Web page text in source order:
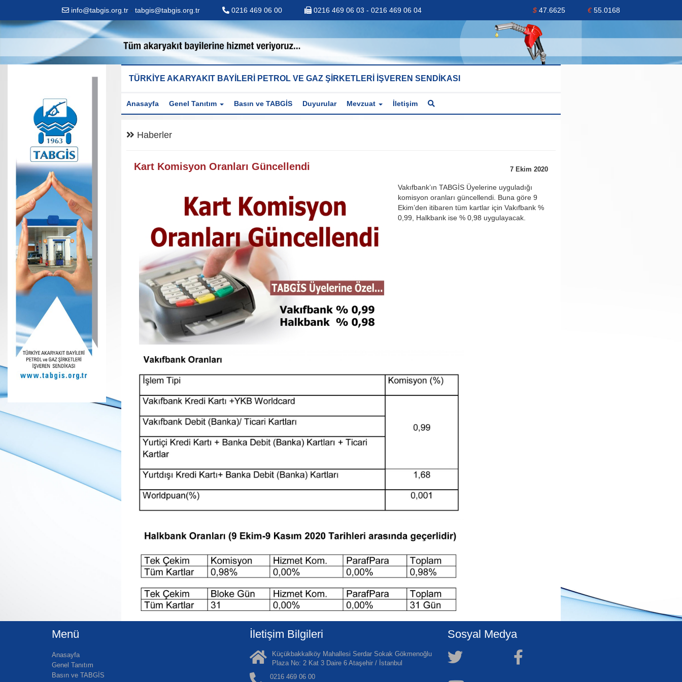
info@tabgis.org.tr - tabgis@tabgis.org.tr 0216 469 06 00 0216 469 06 03 - 0216 469 06 04 $ 47.6625 €55.0168
TÜRKİYE AKARYAKIT BAYİLERİ PETROL VE GAZ ŞİRKETLERİ İŞVEREN SENDİKASI
Anasayfa Genel Tanıtım Basın ve TABGİS Duyurular Mevzuat İletişim
Haberler
Kart Komisyon Oranları Güncellendi 7 Ekim 2020
Vakıfbank’ın TABGİS Üyelerine uyguladığı
komisyon oranları güncellendi. Buna göre 9
Ekim’den itibaren tüm kartlar için Vakıfbank %
0,99, Halkbank ise % 0,98 uygulayacak.
Menü
Anasayfa
Genel Tanıtım
Basın ve TABGİS
İletişim Bilgileri
Küçükbakkalköy Mahallesi Serdar Sokak Gökmenoğlu
Plaza No: 2 Kat 3 Daire 6 Ataşehir / İstanbul
0216 469 06 00
Sosyal Medya